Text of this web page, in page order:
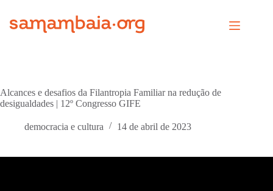
Alcances e desafios da Filantropia Familiar na redução de
desigualdades | 12º Congresso GIFE
democracia e cultura 14 de abril de 2023